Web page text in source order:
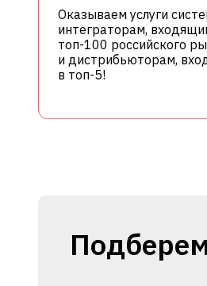
Оказываем услуги
интеграторам,
топ-100 российского
и дистрибьюторам,
в топ-5!